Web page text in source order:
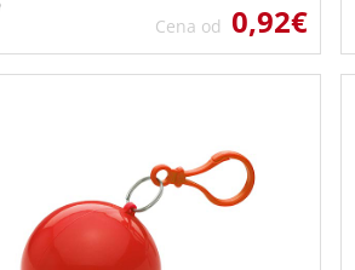
Cena od 0,92€